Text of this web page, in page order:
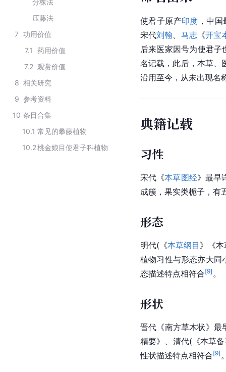
压藤法
7 功用价值
7.1
药用价值
7.2 观赏价值
8 相关研究
9 参考资料
10 条目合集
10.1 常见的攀藤植物
10.2桃金娘目使君子科植物
使君子原产印度 ，中
宋代刘翰 马志《开宝
后来医家因号为使君子
名记载，此后，本草、
沿用至今，从未出现名
典籍记载
习性
宋代 《本草图经》最早
成簇，果实类栀子 ，有
形态
明代(《本草纲目 》《本
植物习性与形态亦大同
态描述特点相符合[9] 。
形状
晋代《南方草木状》最
精要》、清代(《本草
性状描述特点相符合[9]